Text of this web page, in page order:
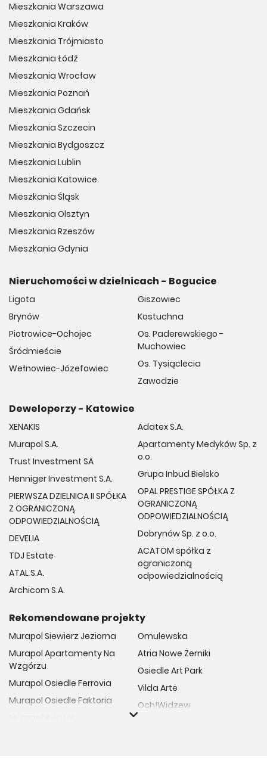
Mieszkania Warszawa
Mieszkania Kraków
Mieszkania Trójmiasto
Mieszkania Łódź
Mieszkania Wrocław
Mieszkania Poznań
Mieszkania Gdańsk
Mieszkania Szczecin
Mieszkania Bydgoszcz
Mieszkania Lublin
Mieszkania Katowice
Mieszkania Śląsk
Mieszkania Olsztyn
Mieszkania Rzeszów
Mieszkania Gdynia
Nieruchomości w dzielnicach - Bogucice
Ligota
Brynów
Piotrowice-Ochojec
Śródmieście
Wełnowiec-Józefowiec
Giszowiec
Kostuchna
Os. Paderewskiego -
Muchowiec
Os. Tysiąclecia
Zawodzie
Deweloperzy - Katowice
XENAKIS
Murapol S.A.
Trust Investment SA
Henniger Investment S.A.
PIERWSZA DZIELNICA II SPÓŁKA
Z OGRANICZONĄ
ODPOWIEDZIALNOŚCIĄ
DEVELIA
TDJ Estate
ATAL S.A.
Archicom S.A.
Adatex S.A.
Apartamenty Medyków Sp. z
o.o.
Grupa Inbud Bielsko
OPAL PRESTIGE SPÓŁKA Z
OGRANICZONĄ
ODPOWIEDZIALNOŚCIĄ
Dobrynów Sp. z o.o.
ACATOM spółka z
ograniczoną
odpowiedzialnością
Rekomendowane projekty
Murapol Siewierz Jeziorna
Murapol Apartamenty Na
Wzgórzu
Murapol Osiedle Ferrovia
Murapol Osiedle Faktoria
Omulewska
Atria Nowe Żerniki
Osiedle Art Park
Vilda Arte
Och!Widzew